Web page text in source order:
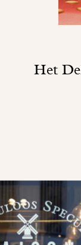
Het